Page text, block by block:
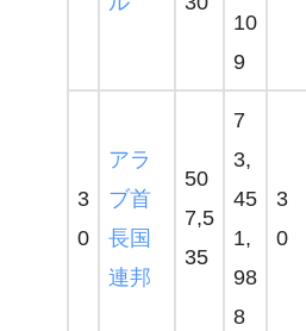
10
9
3
0
アラ
ブ首
長国
連邦
50
7,5
35
7
3,
45
1,
98
8
3
0